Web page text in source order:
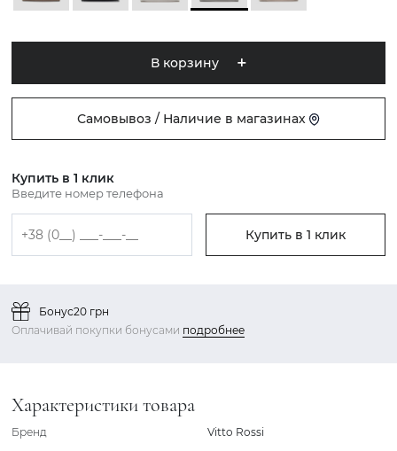
В корзину
Самовывоз / Наличие в магазинах
Купить в 1 клик
Введите номер телефона
Купить в 1 клик
Бонус20 грн
Оплачивай покупки бонусами подробнее
Характеристики товара
Бренд
Vitto Rossi